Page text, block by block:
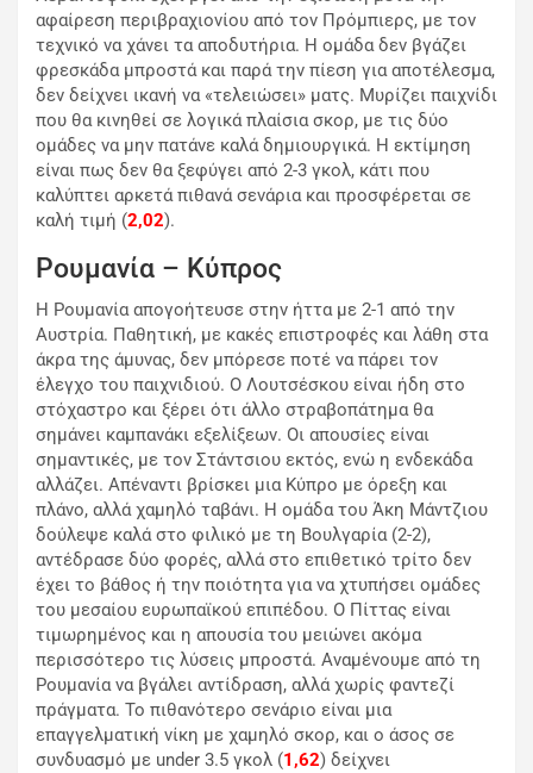
αφαίρεση περιβραχιονίου από τον Πρόμπιερς, με τον
τεχνικό να χάνει τα αποδυτήρια. Η ομάδα δεν βγάζει
φρεσκάδα μπροστά και παρά την πίεση για αποτέλεσμα,
δεν δείχνει ικανή να «τελειώσει» ματς. Μυρίζει παιχνίδι
που θα κινηθεί σε λογικά πλαίσια σκορ, με τις δύο
ομάδες να μην πατάνε καλά δημιουργικά. Η εκτίμηση
είναι πως δεν θα ξεφύγει από 2-3 γκολ, κάτι που
καλύπτει αρκετά πιθανά σενάρια και προσφέρεται σε
καλή τιμή (2,02).
Ρουμανία – Κύπρος
Η Ρουμανία απογοήτευσε στην ήττα με 2-1 από την
Αυστρία. Παθητική, με κακές επιστροφές και λάθη στα
άκρα της άμυνας, δεν μπόρεσε ποτέ να πάρει τον
έλεγχο του παιχνιδιού. Ο Λουτσέσκου είναι ήδη στο
στόχαστρο και ξέρει ότι άλλο στραβοπάτημα θα
σημάνει καμπανάκι εξελίξεων. Οι απουσίες είναι
σημαντικές, με τον Στάντσιου εκτός, ενώ η ενδεκάδα
αλλάζει. Απέναντι βρίσκει μια Κύπρο με όρεξη και
πλάνο, αλλά χαμηλό ταβάνι. Η ομάδα του Άκη Μάντζιου
δούλεψε καλά στο φιλικό με τη Βουλγαρία (2-2),
αντέδρασε δύο φορές, αλλά στο επιθετικό τρίτο δεν
έχει το βάθος ή την ποιότητα για να χτυπήσει ομάδες
του μεσαίου ευρωπαϊκού επιπέδου. Ο Πίττας είναι
τιμωρημένος και η απουσία του μειώνει ακόμα
περισσότερο τις λύσεις μπροστά. Αναμένουμε από τη
Ρουμανία να βγάλει αντίδραση, αλλά χωρίς φαντεζί
πράγματα. Το πιθανότερο σενάριο είναι μια
επαγγελματική νίκη με χαμηλό σκορ, και ο άσος σε
συνδυασμό με under 3.5 γκολ (1,62) δείχνει